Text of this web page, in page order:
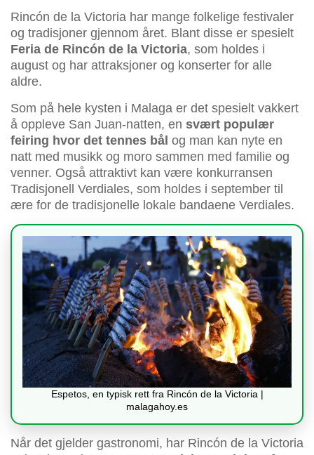
Rincón de la Victoria har mange folkelige festivaler
og tradisjoner gjennom året. Blant disse er spesielt
Feria de Rincón de la Victoria, som holdes i
august og har attraksjoner og konserter for alle
aldre.
Som på hele kysten i Malaga er det spesielt vakkert
å oppleve San Juan-natten, en svært populær
feiring hvor det tennes bål og man kan nyte en
natt med musikk og moro sammen med familie og
venner. Også attraktivt kan være konkurransen
Tradisjonell Verdiales, som holdes i september til
ære for de tradisjonelle lokale bandaene Verdiales.
Espetos, en typisk rett fra Rincón de la Victoria |
malagahoy.es
Når det gjelder gastronomi, har Rincón de la Victoria